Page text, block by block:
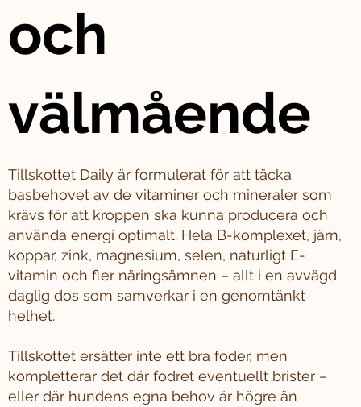
och
välmående
Tillskottet Daily är formulerat för att täcka
basbehovet av de vitaminer och mineraler som
krävs för att kroppen ska kunna producera och
använda energi optimalt. Hela B-komplexet, järn,
koppar, zink, magnesium, selen, naturligt E-
vitamin och fler näringsämnen – allt i en avvägd
daglig dos som samverkar i en genomtänkt
helhet.
Tillskottet ersätter inte ett bra foder, men
kompletterar det där fodret eventuellt brister –
eller där hundens egna behov är högre än